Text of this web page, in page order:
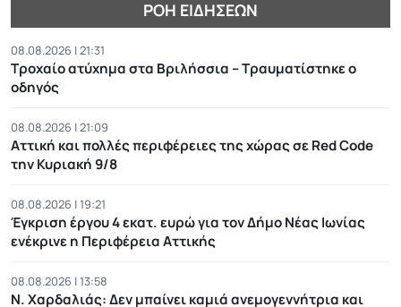
ΡΟΉ ΕΙΔΉΣΕΩΝ
08.08.2026 | 21:31
Τροχαίο ατύχημα στα Βριλήσσια – Τραυματίστηκε ο
οδηγός
08.08.2026 | 21:09
Αττική και πολλές περιφέρειες της χώρας σε Red Code
την Κυριακή 9/8
08.08.2026 | 19:21
Έγκριση έργου 4 εκατ. ευρώ για τον Δήμο Νέας Ιωνίας
ενέκρινε η Περιφέρεια Αττικής
08.08.2026 | 13:58
Ν. Χαρδαλιάς: Δεν μπαίνει καμιά ανεμογεννήτρια και